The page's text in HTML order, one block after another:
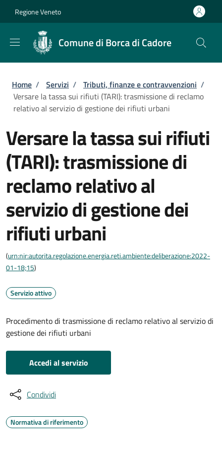
Regione Veneto
Comune di Borca di Cadore
Briciole di pane
Home / Servizi / Tributi, finanze e contravvenzioni /
Versare la tassa sui rifiuti (TARI): trasmissione di reclamo
relativo al servizio di gestione dei rifiuti urbani
Versare la tassa sui rifiuti
(TARI): trasmissione di
reclamo relativo al
servizio di gestione dei
rifiuti urbani
(urn:nir:autorita.regolazione.energia.reti.ambiente:deliberazione:2022-
01-18;15)
Servizio attivo
Procedimento di trasmissione di reclamo relativo al servizio di
gestione dei rifiuti urbani
Accedi al servizio
Condividi
Normativa di riferimento